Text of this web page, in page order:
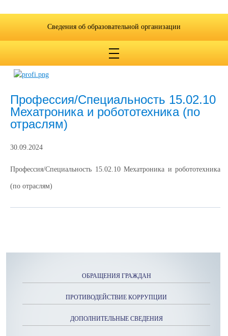
Профессия/Специальность 15.02.10
Мехатроника и робототехника (по
отраслям)​
30.09.2024
Профессия/Специальность 15.02.10 Мехатроника и робототехника
(по отраслям)​
ОБРАЩЕНИЯ ГРАЖДАН
ПРОТИВОДЕЙСТВИЕ КОРРУПЦИИ
ДОПОЛНИТЕЛЬНЫЕ СВЕДЕНИЯ
Сведения об образовательной организации